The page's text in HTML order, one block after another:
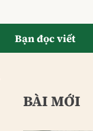
Bạn đọc viết
BÀI MỚI